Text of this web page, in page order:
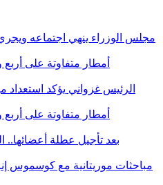
مجلس الوزراء ينهي اجتماعه
أمطار متفاوتة على أربع ولايات
الرئيس غزواني يؤكد استعداد
أمطار متفاوتة على أربع ولايات
بعد تأجيل عطلة أعضائها..
مباحثات موريتانية مع كوسموس